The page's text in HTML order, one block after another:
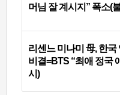
머님 잘 계시지” 폭소(
리센느 미나미 母, 한국
비결=BTS “최애 정국
시)